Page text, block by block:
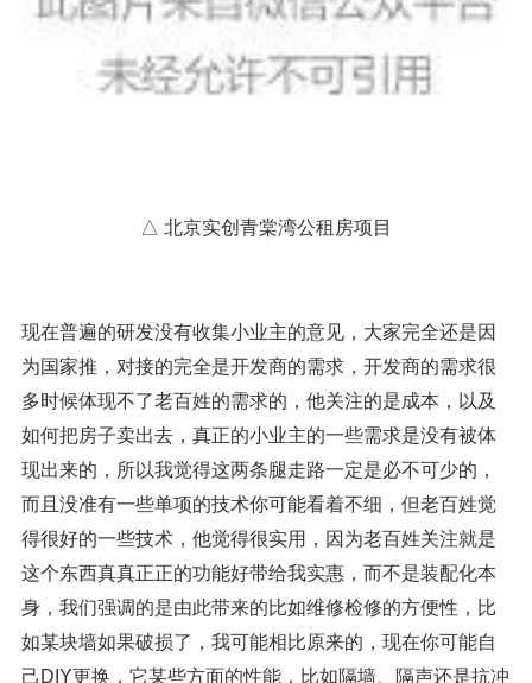
△ 北京实创青棠湾公租房项目
现在普遍的研发没有收集小业主的意见，大家完全还是因
为国家推，对接的完全是开发商的需求，开发商的需求很
多时候体现不了老百姓的需求的，他关注的是成本，以及
如何把房子卖出去，真正的小业主的一些需求是没有被体
现出来的，所以我觉得这两条腿走路一定是必不可少的，
而且没准有一些单项的技术你可能看着不细，但老百姓觉
得很好的一些技术，他觉得很实用，因为老百姓关注就是
这个东西真真正正的功能好带给我实惠，而不是装配化本
身，我们强调的是由此带来的比如维修检修的方便性，比
如某块墙如果破损了，我可能相比原来的，现在你可能自
己DIY更换，它某些方面的性能，比如隔墙、隔声还是抗冲